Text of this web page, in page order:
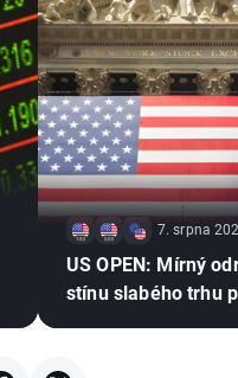
7. srpna
US OPEN: Mírný
stínu slabého trhu